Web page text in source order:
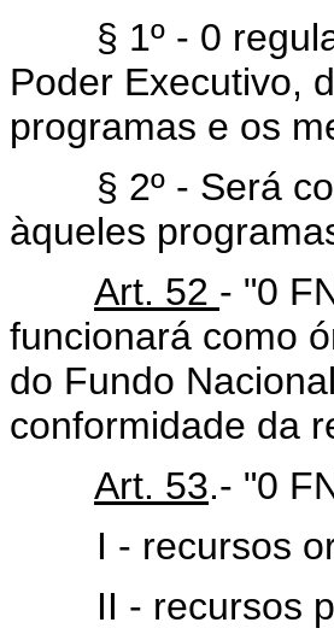
§ 1º - 0
Poder Executivo,
programas e os
§ 2º - Será
àqueles
Art. 52 - "0
funcionará como
do Fundo
conformidade da
Art. 53.- "0
I - recursos
II - recursos